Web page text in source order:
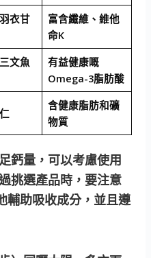
衣甘
富含纖維、維他
命K
文魚
有益健康嘅
Omega-3脂肪酸
含健康脂肪和礦
物質
鈣量，可以考慮使用
挑選產品時，要注意
輔助吸收成分，並且遵